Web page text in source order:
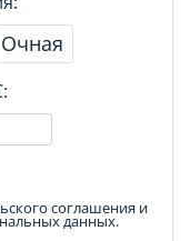
Очная
соглашения и
данных.